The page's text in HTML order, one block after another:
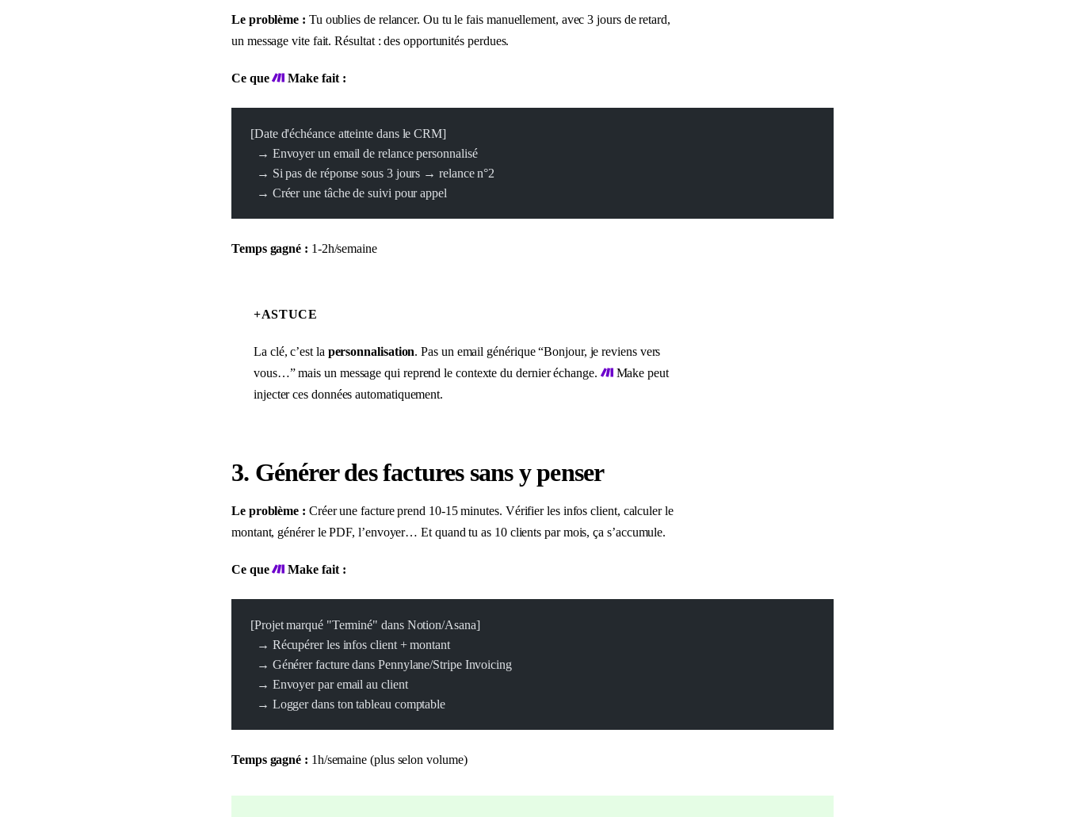
Le problème : Tu oublies de relancer. Ou tu le fais manuellement, avec 3 jours de retard,
un message vite fait. Résultat : des opportunités perdues.
Ce que Make fait :
[Date d'échéance atteinte dans le CRM]
  → Envoyer un email de relance personnalisé
  → Si pas de réponse sous 3 jours → relance n°2
  → Créer une tâche de suivi pour appel
Temps gagné : 1-2h/semaine
+ASTUCE
La clé, c’est la personnalisation. Pas un email générique “Bonjour, je reviens vers
vous…” mais un message qui reprend le contexte du dernier échange.
Make peut
injecter ces données automatiquement.
3. Générer des factures sans y penser
Le problème : Créer une facture prend 10-15 minutes. Vérifier les infos client, calculer le
montant, générer le PDF, l’envoyer… Et quand tu as 10 clients par mois, ça s’accumule.
Ce que Make fait :
[Projet marqué "Terminé" dans Notion/Asana]
  → Récupérer les infos client + montant
  → Générer facture dans Pennylane/Stripe Invoicing
  → Envoyer par email au client
  → Logger dans ton tableau comptable
Temps gagné : 1h/semaine (plus selon volume)